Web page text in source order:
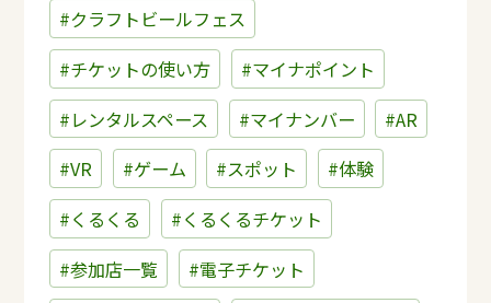
#クラフトビールフェス
#チケットの使い方
#マイナポイント
#レンタルスペース
#マイナンバー
#AR
#VR
#ゲーム #スポット
#体験
#くるくる
#くるくるチケット
#参加店一覧
#電子チケット